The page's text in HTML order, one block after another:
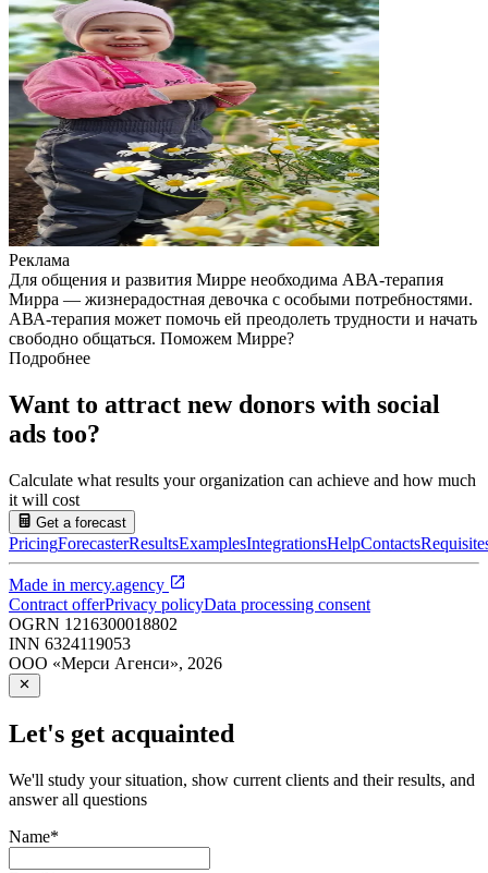
Реклама
Для общения и развития Мирре необходима АВА-терапия
Мирра — жизнерадостная девочка с особыми потребностями.
АВА-терапия может помочь ей преодолеть трудности и начать
свободно общаться. Поможем Мирре?
Подробнее
Want to attract new donors with social
ads too?
Calculate what results your organization can achieve and how much
it will cost
Get a forecast
PricingForecasterResultsExamplesIntegrationsHelpContacts
Made in mercy.agency
Contract offerPrivacy policyData processing consent
OGRN 1216300018802
INN 6324119053
ООО «Мерси Агенси», 2026
Let's get acquainted
We'll study your situation, show current clients and their results, and
answer all questions
Name*